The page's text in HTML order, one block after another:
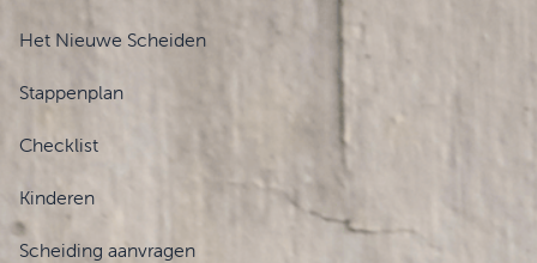
Het Nieuwe Scheiden
Stappenplan
Checklist
Kinderen
Scheiding aanvragen